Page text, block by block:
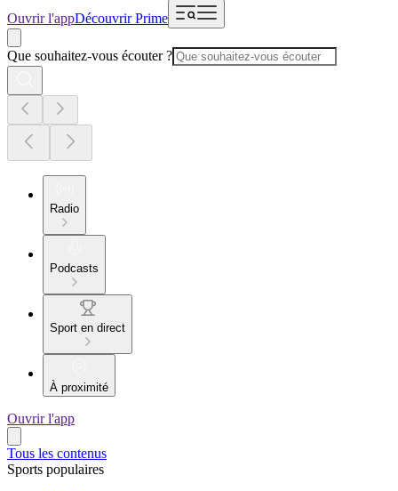
Ouvrir l'appDécouvrir Prime
Que souhaitez-vous écouter ?
Radio
Podcasts
Sport en direct
À proximité
Ouvrir l'app
Tous les contenus
Sports populaires